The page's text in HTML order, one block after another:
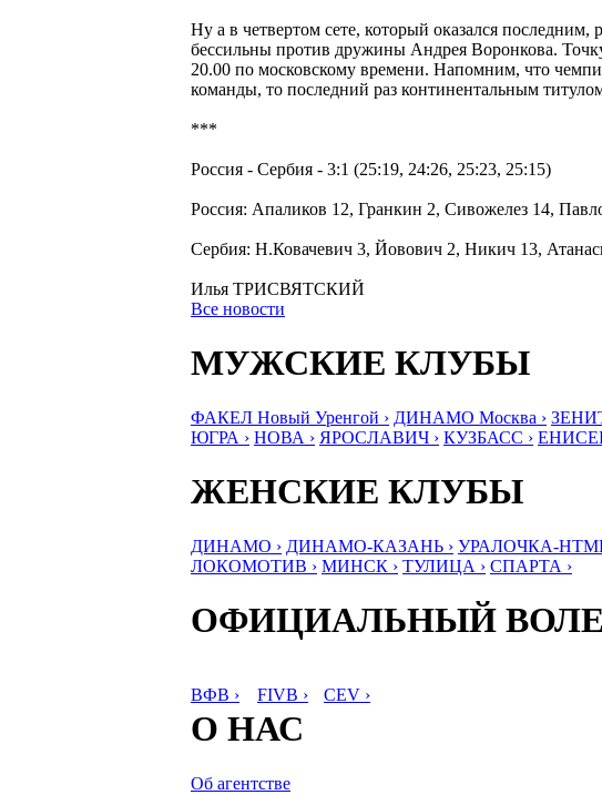
Ну а в четвертом сете, который оказался последним,
бессильны против дружины Андрея Воронкова.
20.00 по московскому времени. Напомним, что
команды, то последний раз континентальным
***
Россия - Сербия - 3:1 (25:19, 24:26, 25:23, 25:15)
Россия: Апаликов 12, Гранкин 2, Сивожелез 14,
Сербия: Н.Ковачевич 3, Йовович 2, Никич 13,
Илья ТРИСВЯТСКИЙ
Все новости
МУЖСКИЕ КЛУБЫ
ФАКЕЛ Новый Уренгой › ДИНАМО Москва ›
ЮГРА › НОВА › ЯРОСЛАВИЧ › КУЗБАСС ›
ЖЕНСКИЕ КЛУБЫ
ДИНАМО › ДИНАМО-КАЗАНЬ › УРАЛОЧКА-
ЛОКОМОТИВ › МИНСК › ТУЛИЦА › СПАРТА ›
ОФИЦИАЛЬНЫЙ
ВФВ › FIVB › CEV ›
О НАС
Об агентстве